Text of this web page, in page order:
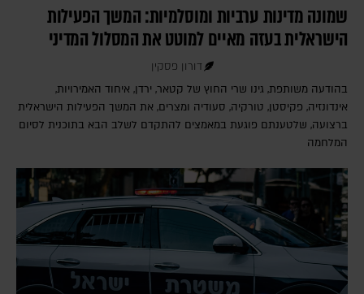
שמונה מדינות ערביות ומוסלמיות: המשך הפעילות
הישראלית בעזה מאיים למוטט את המסלול המדיני
דורון פסקין
בהודעה משותפת, גינו שרי החוץ של קטאר, ירדן, איחוד האמירויות,
אינדונזיה, פקיסטן, טורקיה, סעודיה ומצרים, את המשך הפעילות הישראלית
ברצועה, שלטענתם פוגעת במאמצים להתקדם לשלב הבא בתוכנית לסיום
המלחמה